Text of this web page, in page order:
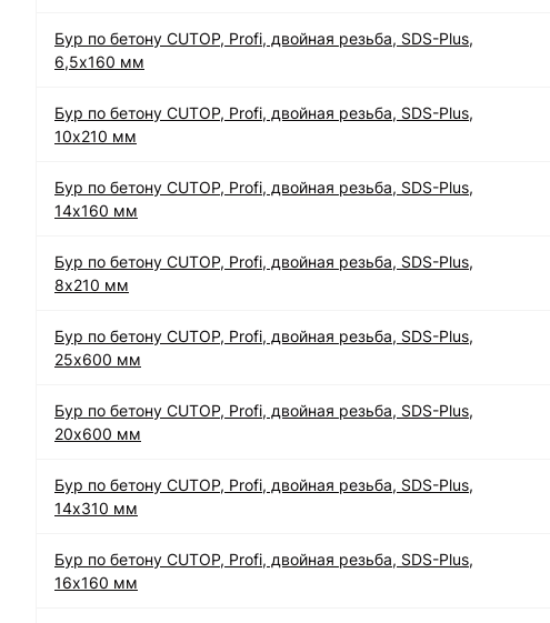
Бур по бетону CUTOP, Profi, двойная резьба, SDS-Plus,
6,5х160 мм
Бур по бетону CUTOP, Profi, двойная резьба, SDS-Plus,
10х210 мм
Бур по бетону CUTOP, Profi, двойная резьба, SDS-Plus,
14х160 мм
Бур по бетону CUTOP, Profi, двойная резьба, SDS-Plus,
8х210 мм
Бур по бетону CUTOP, Profi, двойная резьба, SDS-Plus,
25х600 мм
Бур по бетону CUTOP, Profi, двойная резьба, SDS-Plus,
20х600 мм
Бур по бетону CUTOP, Profi, двойная резьба, SDS-Plus,
14х310 мм
Бур по бетону CUTOP, Profi, двойная резьба, SDS-Plus,
16х160 мм